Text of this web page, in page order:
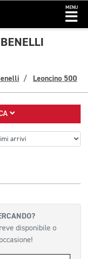
MENU
Leoncino 500
disponibile o